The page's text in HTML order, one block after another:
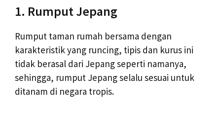
1. Rumput Jepang
Rumput taman rumah bersama dengan
karakteristik yang runcing, tipis dan kurus ini
tidak berasal dari Jepang seperti namanya,
sehingga, rumput Jepang selalu sesuai untuk
ditanam di negara tropis.